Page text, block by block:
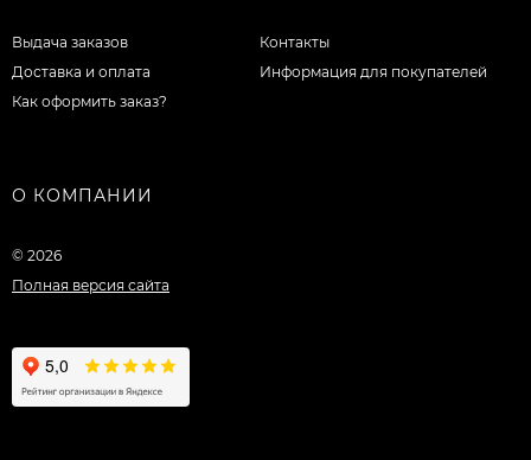
Выдача заказов
Доставка и оплата
Как оформить заказ?
Контакты
Информация для покупателей
О КОМПАНИИ
© 2026
Полная версия сайта